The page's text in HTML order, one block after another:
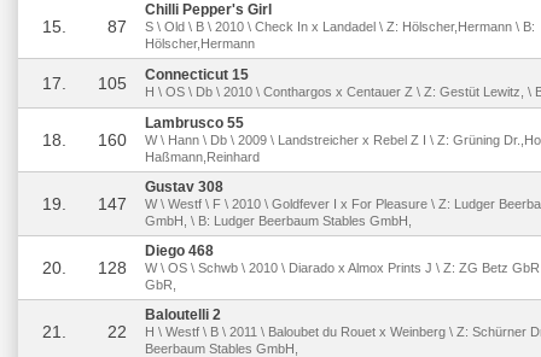
15. 87
Chilli Pepper's Girl
S \ Old \ B \ 2010 \ Check In x Landadel \ Z: Hölscher,Hermann \ B:
Hölscher,Hermann
17. 105 Connecticut 15
H \ OS \ Db \ 2010 \ Conthargos x Centauer Z \ Z: Gestüt Lewitz, \
18. 160
Lambrusco 55
W \ Hann \ Db \ 2009 \ Landstreicher x Rebel Z I \ Z: Grüning
Haßmann,Reinhard
19. 147
Gustav 308
W \ Westf \ F \ 2010 \ Goldfever I x For Pleasure \ Z: Ludger
GmbH, \ B: Ludger Beerbaum Stables GmbH,
20. 128
Diego 468
W \ OS \ Schwb \ 2010 \ Diarado x Almox Prints J \ Z: ZG Betz
GbR,
21. 22
Baloutelli 2
H \ Westf \ B \ 2011 \ Baloubet du Rouet x Weinberg \ Z: Schürner
Beerbaum Stables GmbH,